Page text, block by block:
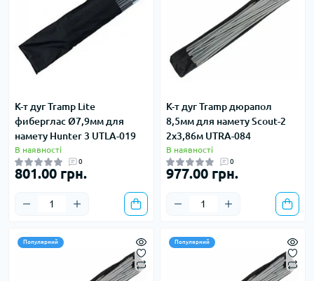
К-т дуг Tramp Lite
фиберглас Ø7,9мм для
намету Hunter 3 UTLA-019
В наявності
0
801.00 грн.
К-т дуг Tramp дюрапол
8,5мм для намету Scout-2
2х3,86м UTRA-084
В наявності
0
977.00 грн.
Популярний Популярний